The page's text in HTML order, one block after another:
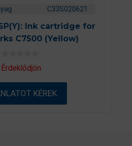
C33S020621
Ink cartridge for
C7500 (Yellow)
0
a
-
ő
Érdeklődjön
KÉREK